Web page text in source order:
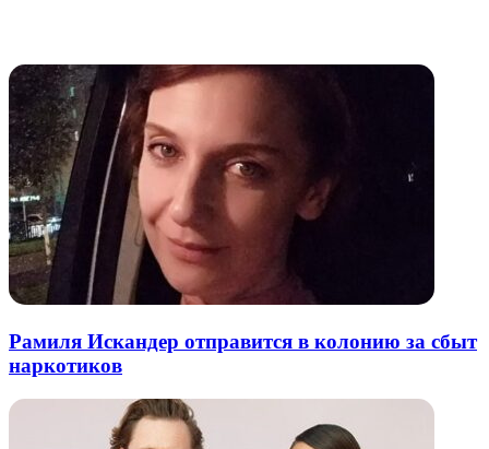
Рамиля Искандер отправится в колонию за сбыт
наркотиков